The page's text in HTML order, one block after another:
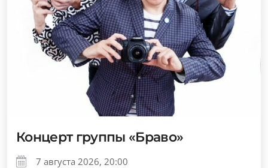
Концерт группы «Браво»
7 августа 2026, 20:00